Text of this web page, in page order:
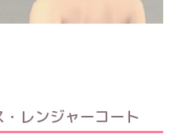
レンジャーコート